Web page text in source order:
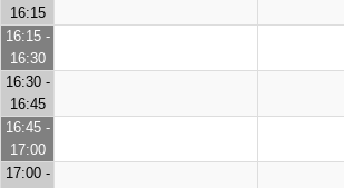
16:15
16:15 -
16:30
16:30 -
16:45
16:45 -
17:00
17:00 -